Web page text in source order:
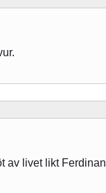
av livet likt Ferdinan